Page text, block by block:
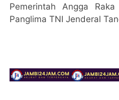
Pemerintah Angga
Panglima TNI Jenderal